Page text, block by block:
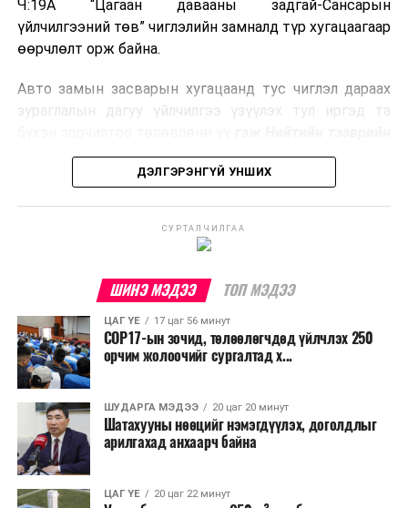
ашигладаг бол Нидерландад төвлөрсөн лаг
боловсруулах үйлдвэрүүдээр дулаан, цахилгаан
Ийнхүү лаг хатаах, шатаах технологийг лагийн
улсад өргөн ашиглаж байна.
Ч:19А “Цагаан давааны задгай-Сансарын
үйлчилгээний төв” чиглэлийн замналд түр хугацаагаар
өөрчлөлт орж байна.
Авто замын засварын хугацаанд тус чиглэл дараах
зураглалын дагуу үйлчилгээ үзүүлэх тул иргэд та
бодлогын газраас мэдээллээ.
ДЭЛГЭРЭНГҮЙ УНШИХ
СУРТАЛЧИЛГАА
ШИНЭ МЭДЭЭ ТОП МЭДЭЭ
ЦАГ ҮЕ 17 цаг 56 минут
COP17-ын зочид, төлөөлөгчдөд үйлчлэх 250
орчим жолоочийг сургалтад х...
ШУДАРГА МЭДЭЭ 20 цаг 20 минут
Шатахууны нөөцийг нэмэгдүүлэх, доголдлыг
арилгахад анхаарч байна
ЦАГ ҮЕ 20 цаг 22 минут